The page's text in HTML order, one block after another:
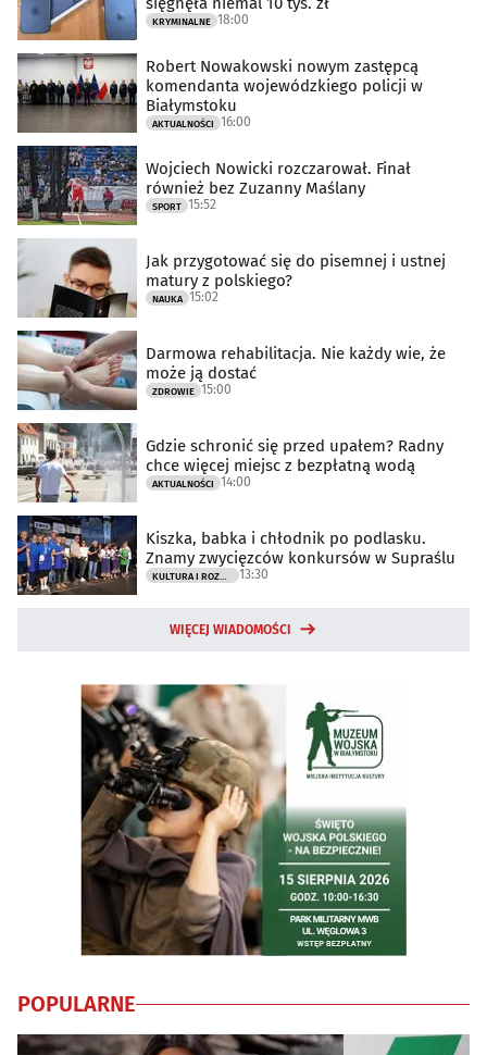
KRYMINALNE 18:00
Robert Nowakowski nowym zastępcą
komendanta wojewódzkiego policji w
Białymstoku
AKTUALNOŚCI 16:00
Wojciech Nowicki rozczarował. Finał
również bez Zuzanny Maślany
SPORT 15:52
Jak przygotować się do pisemnej i ustnej
matury z polskiego?
NAUKA 15:02
Darmowa rehabilitacja. Nie każdy wie, że
może ją dostać
ZDROWIE 15:00
Gdzie schronić się przed upałem? Radny
chce więcej miejsc z bezpłatną wodą
AKTUALNOŚCI 14:00
Kiszka, babka i chłodnik po podlasku.
Znamy zwycięzców konkursów w Supraślu
13:30
WIĘCEJ WIADOMOŚCI
POPULARNE